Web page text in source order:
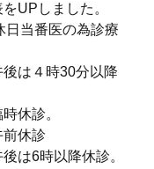
UPしました。
日当番医の為診療
は４時30分以降
休診。
休診
は6時以降休診。